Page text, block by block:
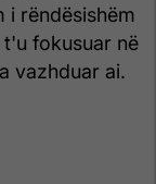
i rëndësishëm
fokusuar në
vazhduar ai.